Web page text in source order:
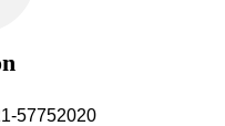
57752020